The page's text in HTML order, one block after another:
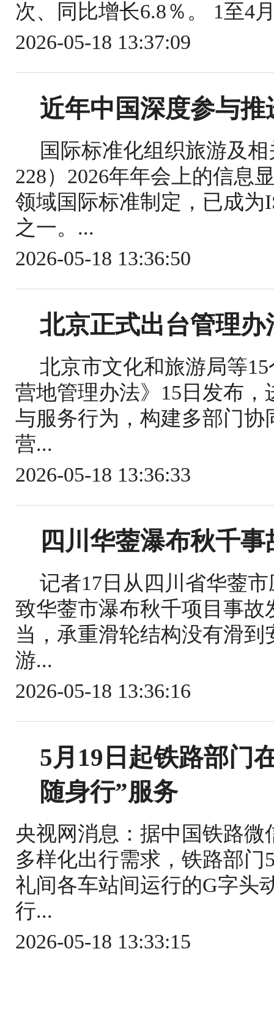
次、同比增长6.8％。 1至4
2026-05-18 13:37:09
近年中国深度参与
国际标准化组织旅游及
228）2026年年会上的信息
领域国际标准制定，已成为
之一。...
2026-05-18 13:36:50
北京正式出台管理
北京市文化和旅游局等
营地管理办法》15日发布
与服务行为，构建多部门
营...
2026-05-18 13:36:33
四川华蓥瀑布秋千
记者17日从四川省华蓥
致华蓥市瀑布秋千项目事
当，承重滑轮结构没有滑
游...
2026-05-18 13:36:16
5月19日起铁路部门
随身行”服务
央视网消息：据中国铁路
多样化出行需求，铁路部门
礼间各车站间运行的G字头
行...
2026-05-18 13:33:15